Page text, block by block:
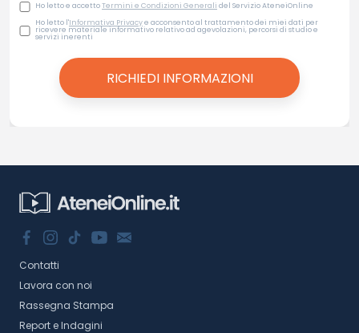
Ho letto e accettoTermini e Condizioni Generali del Servizio AteneiOnline
Ho letto l'Informativa Privacye acconsento al trattamento dei miei dati per
ricevere materiale informativo relativo ad agevolazioni, percorsi di studio e
servizi inerenti
Contatti
Lavora con noi
Rassegna Stampa
Report e Indagini